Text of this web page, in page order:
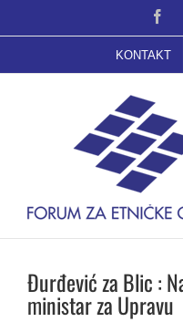
KONTAKT
Đurđević za Blic :
ministar za Upravu